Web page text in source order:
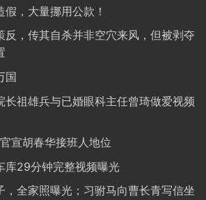
，大量挪用公款！
反，传其自杀并非空穴来风，但被剥夺
国
长祖雄兵与已婚眼科主任曾琦做爱视频
宣胡春华接班人地位
库29分钟完整视频曝光
，全家照曝光；习驸马向曹长青写信坐